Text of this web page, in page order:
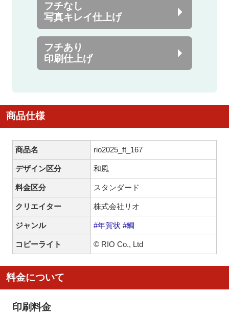
フチなし
写真キレイ仕上げ
フチあり
印刷仕上げ
商品仕様
商品名 rio2025_ft_167
デザイン区分 和風
料金区分 スタンダード
クリエイター 株式会社リオ
ジャンル #年賀状 #鯛
コピーライト © RIO Co., Ltd
料金について
印刷料金